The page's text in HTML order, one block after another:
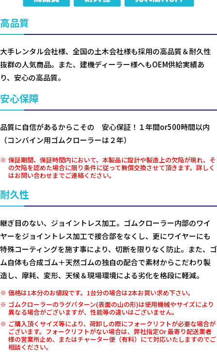
高品質
大手レンタル会社様、全国の土木会社様も採用の高品質＆耐久性
抜群の人気商品。また、建機ディーラー様へもOEM供給実績あ
り、安心の高品質。
安心保障
品質に自信があるからこその 安心保証！１年間or500時間以内
（コンバイン用ゴムクローラーは２年）
保証期間、保証時間内において、本製品に設計や製造上の欠陥が現れ、そ
の欠陥を認めた場合に限り条件に従って無償交換させて頂きます。詳しく
はお問い合わせまでご連絡ください。
耐久性
継ぎ目のない、ジョイントレス加工。ゴムクローラー内部のワイ
ヤーをジョイントレス加工で接合部をなくし、更にワイヤーにも
特殊コーティングを施す事により、切断を限りなく防止。また、ゴ
ム自体も合成ゴム＋天然ゴムの独自の配合で素材からこだわり製
造し、摩耗、変形、天候＆現場環境による劣化を格段に軽減。
価格は1本分のお値段です。1台分の場合は2本お買い求め下さい。
ゴムクローラーのラグパターン(表面の山の形)は使用機械やサイズにより
異なる場合がございますが、性能等の違いはございません。
ご購入頂くサイズ等により、荷卸しの際にフォークリフトが必要な場合が
ございます。フォークリフトがない場合は、弊社指定Or 最寄り配送業者
様の営業所止め、またはチャーター便（有料）にて対応いたしますのでご
相談ください。